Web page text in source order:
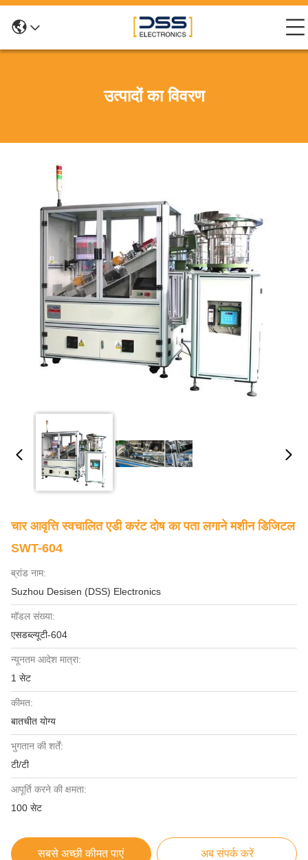
उत्पादों का विवरण
चार आवृत्ति स्वचालित एडी करंट दोष का पता लगाने मशीन डिजिटल
SWT-604
ब्रांड नाम:
Suzhou Desisen (DSS) Electronics
मॉडल संख्या:
एसडब्ल्यूटी-604
न्यूनतम आदेश मात्रा:
1 सेट
कीमत:
बातचीत योग्य
भुगतान की शर्तें:
टी/टी
आपूर्ति करने की क्षमता:
100 सेट
सबसे अच्छी कीमत पाएं अब संपर्क करें